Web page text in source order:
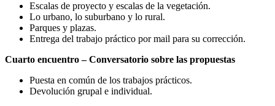
Escalas de proyecto y escalas de la vegetación.
Lo urbano, lo suburbano y lo rural.
Parques y plazas.
Entrega del trabajo práctico por mail para su corrección.
Cuarto encuentro – Conversatorio sobre las propuestas
Puesta en común de los trabajos prácticos.
Devolución grupal e individual.